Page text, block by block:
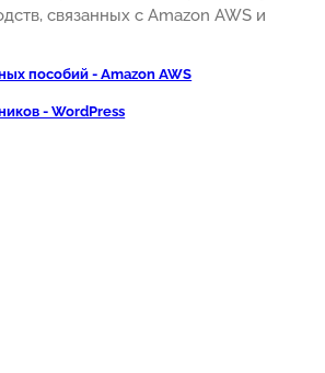
связанных с Amazon AWS и
пособий - Amazon AWS
- WordPress